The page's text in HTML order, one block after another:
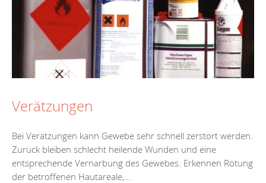
Verätzungen
Bei Verätzungen kann Gewebe sehr schnell zerstört werden.
Zurück bleiben schlecht heilende Wunden und eine
entsprechende Vernarbung des Gewebes. Erkennen Rötung
der betroffenen Hautareale,...